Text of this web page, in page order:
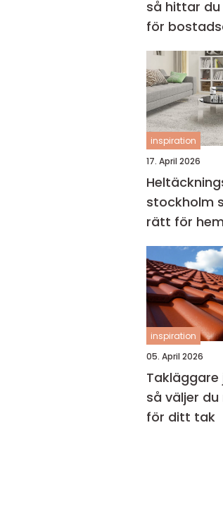
så hittar
för
inspiration
17. April 2026
stockholm så väljer du
rätt för
inspiration
05. April 2026
Takläggare
så väljer
för ditt tak